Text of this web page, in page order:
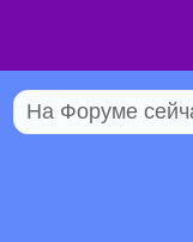
На Форуме